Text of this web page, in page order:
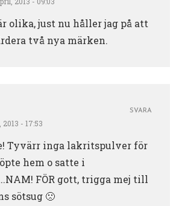
olika, just nu håller jag på att
två nya märken.
2013 - 17:53
Tyvärr inga lakritspulver för
hem o satte i
FÖR gott, trigga mej till
sötsug 🙁
SVARA